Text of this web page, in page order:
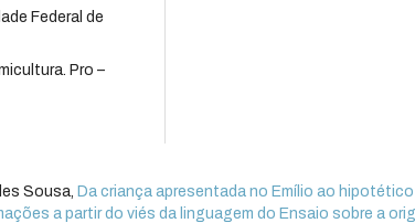
Federal de
Pro –
Sousa, Da criança apresentada no Emílio ao hipotético
a partir do viés da linguagem do Ensaio sobre a